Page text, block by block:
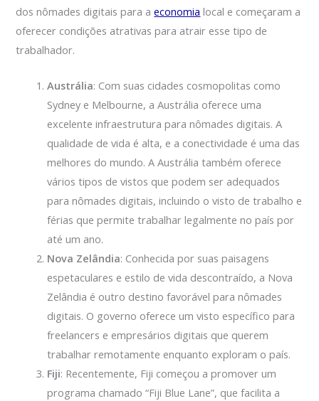
dos nômades digitais para aeconomia local e começaram a
oferecer condições atrativas para atrair esse tipo de
trabalhador.
Austrália: Com suas cidades cosmopolitas como
Sydney e Melbourne, a Austrália oferece uma
excelente infraestrutura para nômades digitais. A
qualidade de vida é alta, e a conectividade é uma das
melhores do mundo. A Austrália também oferece
vários tipos de vistos que podem ser adequados
para nômades digitais, incluindo o visto de trabalho e
férias que permite trabalhar legalmente no país por
até um ano.
Nova Zelândia: Conhecida por suas paisagens
espetaculares e estilo de vida descontraído, a Nova
Zelândia é outro destino favorável para nômades
digitais. O governo oferece um visto específico para
freelancers e empresários digitais que querem
trabalhar remotamente enquanto exploram o país.
Fiji: Recentemente, Fiji começou a promover um
programa chamado “Fiji Blue Lane”, que facilita a